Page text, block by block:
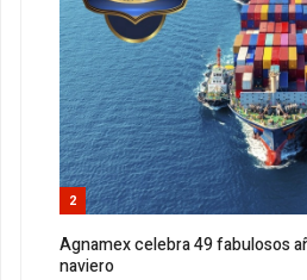
2
Agnamex celebra 49 fabulosos
naviero